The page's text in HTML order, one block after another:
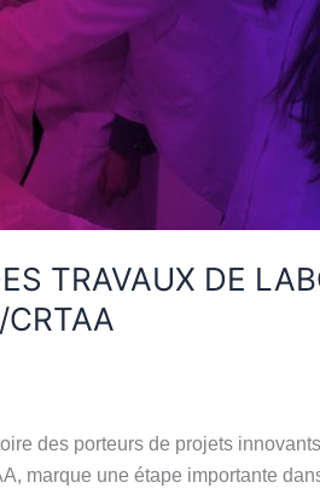
TRAVAUX DE
CRTAA
des porteurs de projets
marque une étape importante